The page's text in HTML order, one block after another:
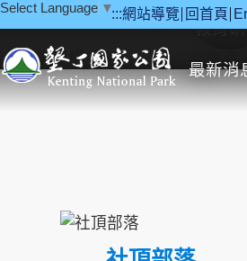
:::網站導覽 回首頁
Select Language ▼
最新消
教育